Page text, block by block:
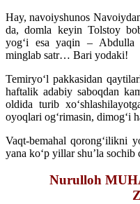
Hay, navoiyshunos
da, domla keyin Tolstoy
yogʻi esa yaqin –
minglab satr… Bari yodaki!
Temiryoʻl pakkasidan
haftalik adabiy saboqdan
oldida turib
oyoqlari ogʻrimasin, dimogʻi
Vaqt-bemahal qorongʻilikni
yana koʻp yillar shuʼla sochib
Nurulloh